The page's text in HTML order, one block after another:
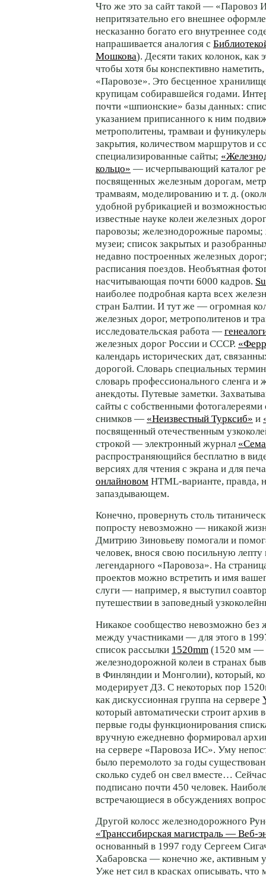
Что же это за сайт такой — «Паровоз
непритязательно его внешнее
несказанно богато его внутреннее
напрашивается аналогия с
Мошкова). Десяти таких колонок, как
чтобы хотя бы конспективно
«Паровозе». Это бесценное
крупицам собиравшейся годами.
почти «шпионские» базы данных:
указанием приписанного к ним
метрополитены, трамваи и
закрытия, количеством маршрутов и
специализированные сайты;
кольцо» — исчерпывающий каталог
посвященных железным дорогам,
трамваям, моделированию и т. д.
удобной рубрикацией и
известные науке колеи железных
паровозы; железнодорожные
музеи; список закрытых и
недавно построенных железных
расписания поездов. Необъятная
насчитывающая почти 6000 кадров.
наиболее подробная карта всех
стран Балтии. И тут же — огромная
железных дорог, метрополитенов и
исследовательская работа —
железных дорог России и СССР.
календарь исторических дат,
дорогой. Словарь специальных
словарь профессионального сленга
анекдоты. Путевые заметки.
сайты с собственными фотогалереями
снимков — «Неизвестный Турксиб» и
посвященный отечественным
строкой — электронный журнал
распространяющийся бесплатно в
версиях для чтения с экрана и для
онлайновом HTML-варианте, правда,
запаздывающем.
Конечно, провернуть столь
попросту невозможно — никакой
Дмитрию Зиновьеву помогали и
человек, внося свою посильную лепту
легендарного «Паровоза». На
проектов можно встретить и имя
слуги — например, я выступил
путешествии в заповедный
Никакое сообщество невозможно без
между участниками — для этого в
список рассылки 1520mm (1520 мм —
железнодорожной колеи в странах
в Финляндии и Монголии), который,
модерирует ДЗ. С некоторых пор
как дискуссионная группа на сервере
который автоматически строит архив
первые годы функционирования
вручную ежедневно формировал
на сервере «Паровоза ИС». Уму
было перемолото за годы
сколько судеб он свел вместе…
подписано почти 450 человек.
встречающиеся в обсуждениях
Другой колосс железнодорожного
«Транссибирская магистраль — Веб-
основанный в 1997 году Сергеем
Хабаровска — конечно же, активным
Уже нет сил в красках описывать, что